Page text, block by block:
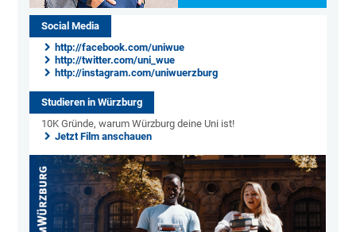
Social Media
http://facebook.com/uniwue
http://twitter.com/uni_wue
http://instagram.com/uniwuerzburg
Studieren in Würzburg
10K Gründe, warum Würzburg deine Uni ist!
Jetzt Film anschauen